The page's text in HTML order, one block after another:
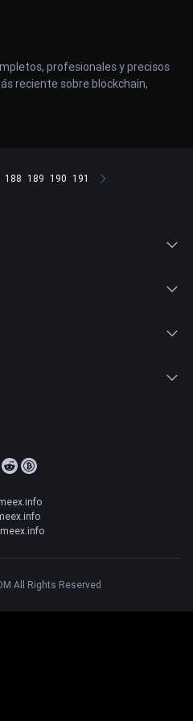
profesionales y precisos
reciente sobre blockchain,
188 189 190 191
All Rights Reserved